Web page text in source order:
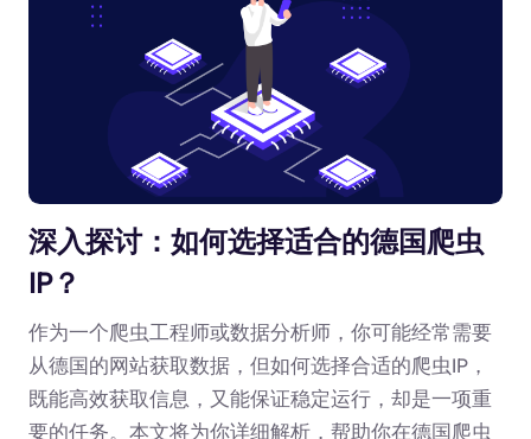
深入探讨：如何选择适合的德国爬虫
IP？
作为一个爬虫工程师或数据分析师，你可能经常需要
从德国的网站获取数据，但如何选择合适的爬虫IP，
既能高效获取信息，又能保证稳定运行，却是一项重
要的任务。本文将为你详细解析，帮助你在德国爬虫